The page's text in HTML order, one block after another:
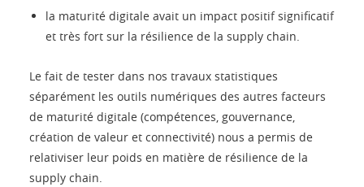
la maturité digitale avait un impact positif significatif
et très fort sur la résilience de la supply chain.
Le fait de tester dans nos travaux statistiques
séparément les outils numériques des autres facteurs
de maturité digitale (compétences, gouvernance,
création de valeur et connectivité) nous a permis de
relativiser leur poids en matière de résilience de la
supply chain.